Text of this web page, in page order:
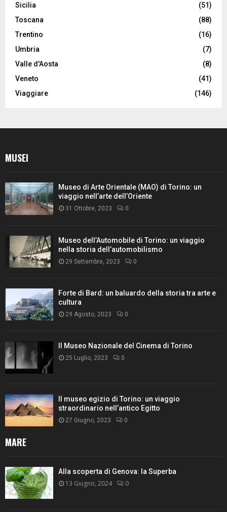
Sicilia
(51)
Toscana
(88)
Trentino
(16)
Umbria
(7)
Valle d'Aosta
(8)
Veneto
(41)
Viaggiare
(146)
MUSEI
Museo di Arte Orientale (MAO) di Torino: un
viaggio nell’arte dell’Oriente
31 Ottobre, 2023 0
Museo dell’Automobile di Torino: un viaggio
nella storia dell’automobilismo
29 Settembre, 2023 0
Forte di Bard: un baluardo della storia tra arte e
cultura
29 Agosto, 2023 0
Il Museo Nazionale del Cinema di Torino
25 Luglio, 2023 0
Il museo egizio di Torino: un viaggio
straordinario nell’antico Egitto
27 Giugno, 2023 0
MARE
Alla scoperta di Genova: la Superba
13 Giugno, 2024 0